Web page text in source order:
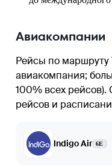
Авиакомпании
Рейсы по
авиакомпания;
100% всех рейсов).
рейсов и
Indigo Air 6E